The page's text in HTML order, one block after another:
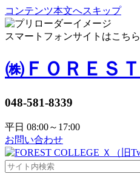
コンテンツ本文へスキップ
スマートフォンサイトはこちら
㈱ＦＯＲＥＳ
048-581-8339
平日 08:00～17:00
お問い合わせ